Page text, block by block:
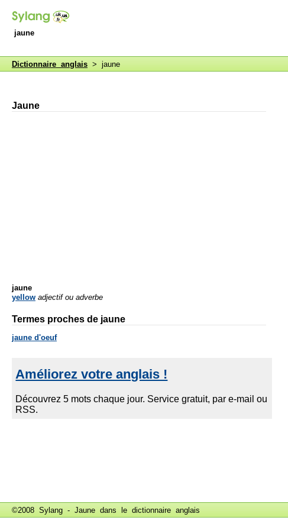
jaune
Dictionnaire anglais > jaune
Jaune
jaune
yellow adjectif ou adverbe
Termes proches de jaune
jaune d'oeuf
©2008 Sylang - Jaune dans le dictionnaire anglais